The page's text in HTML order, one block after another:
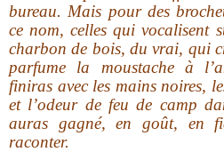
bureau. Mais pour des
ce nom, celles qui vocalisent
charbon de bois, du vrai, qui
parfume la moustache à
finiras avec les mains noires,
et l’odeur de feu de camp
auras gagné, en goût, en
raconter.